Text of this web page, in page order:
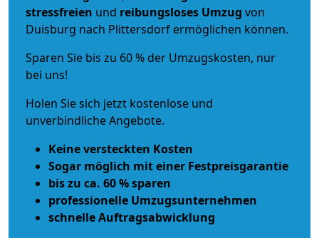
stressfreien und reibungsloses Umzug von
Duisburg nach Plittersdorf ermöglichen können.
Sparen Sie bis zu 60 % der Umzugskosten, nur
bei uns!
Holen Sie sich jetzt kostenlose und
unverbindliche Angebote.
Keine versteckten Kosten
Sogar möglich mit einer Festpreisgarantie
bis zu ca. 60 % sparen
professionelle Umzugsunternehmen
schnelle Auftragsabwicklung